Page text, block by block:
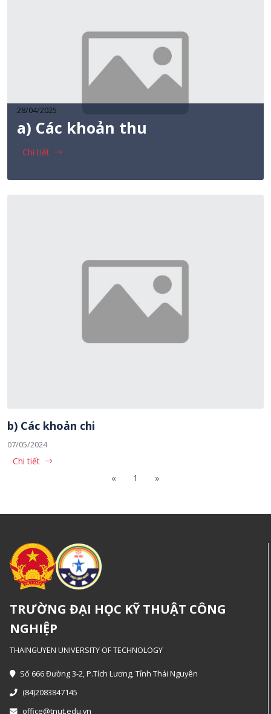
28/04/2025
a) Các khoản thu
Chi tiết
b) Các khoản chi
07/05/2024
Chi tiết
«
1 »
TRƯỜNG ĐẠI HỌC KỸ THUẬT CÔNG
NGHIỆP
THAINGUYEN UNIVERSITY OF TECHNOLOGY
Số 666 Đường 3-2, P.Tích Lương, Tỉnh Thái Nguyên
(84)2083847145
office@tnut.edu.vn